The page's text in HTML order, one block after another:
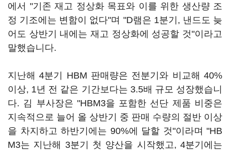
에서 "기존 재고 정상화 목표와 이를 위한 생산량 조
정 기조에는 변함이 없다"며 "D램은 1분기, 낸드도 늦
어도 상반기 내에는 재고 정상화에 성공할 것"이라고
말했습니다.
지난해 4분기 HBM 판매량은 전분기와 비교해 40%
이상, 1년 전 같은 기간보다는 3.5배 규모 성장했습니
다. 김 부사장은 "HBM3을 포함한 선단 제품 비중은
지속적으로 늘어 올 상반기 중 판매 수량의 절반 이상
을 차지하고 하반기에는 90%에 달할 것"이라며 "HB
M3는 지난해 3분기 첫 양산을 시작했고, 4분기에는